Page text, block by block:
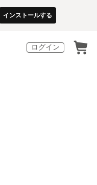
インストールする
ログイン